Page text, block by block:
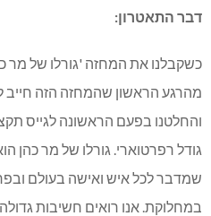
דבר התאטרון:
כשקבלנו את המחזה 'גורלו של מר
מהרגע הראשון שהמחזה הזה חייב
והחלטנו בפעם הראשונה לגייס
גודל רפרטוארי. גורלו של מר כהן
שמדבר לכל איש ואישה בעולם
במחלוקת. אנו רואים חשיבות